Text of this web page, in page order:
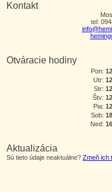
Kontakt
tel:
Otváracie hodiny
Pon: 12
Utr: 12
Str: 12
Štv: 12
Pia: 12
Sob: 18
Ned: 16
Aktualizácia
Sú tieto údaje neaktuálne? Zmeň ich